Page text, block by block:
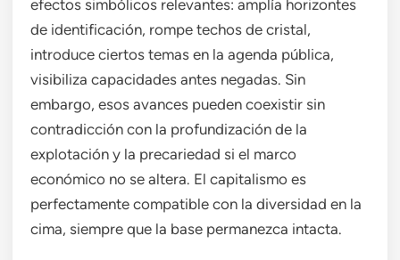
efectos simbólicos relevantes: amplía horizontes
de identificación, rompe techos de cristal,
introduce ciertos temas en la agenda pública,
visibiliza capacidades antes negadas. Sin
embargo, esos avances pueden coexistir sin
contradicción con la profundización de la
explotación y la precariedad si el marco
económico no se altera. El capitalismo es
perfectamente compatible con la diversidad en la
cima, siempre que la base permanezca intacta.